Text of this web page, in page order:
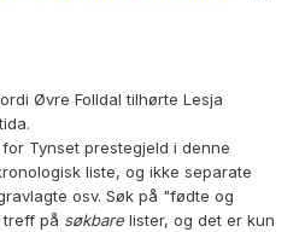
Øvre Folldal tilhørte Lesja
Tynset prestegjeld i denne
liste, og ikke separate
osv. Søk på "fødte og
på søkbare lister, og det er kun